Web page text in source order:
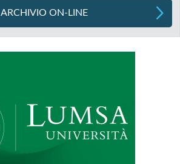
ARCHIVIO ON-LINE